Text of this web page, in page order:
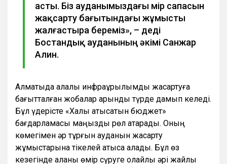
асты. Біз ауданымыздағы өмір сапасын
жақсарту бағытындағы жұмысты
жалғастыра береміз», – деді
Бостандық ауданының әкімі Санжар
Алин.
Алматыда қалалық инфрақұрылымды жақсартуға
бағытталған жобалар қарқынды түрде дамып келеді.
Бұл үдерісте «Халық қатысатын бюджет»
бағдарламасы маңызды рөл атқарады. Оның
көмегімен әр тұрғын ауданын жақсарту
жұмыстарына тікелей қатыса алады. Бұл өз
кезегінде қаланы өмір сүруге қолайлы әрі жайлы